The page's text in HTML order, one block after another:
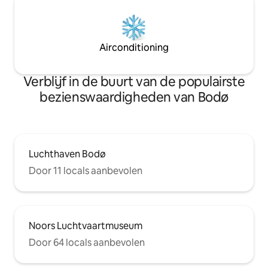
Airconditioning
Verblijf in de buurt van de populairste
bezienswaardigheden van Bodø
Luchthaven Bodø
Door 11 locals aanbevolen
Noors Luchtvaartmuseum
Door 64 locals aanbevolen